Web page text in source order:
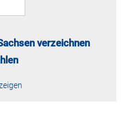
verzeichnen